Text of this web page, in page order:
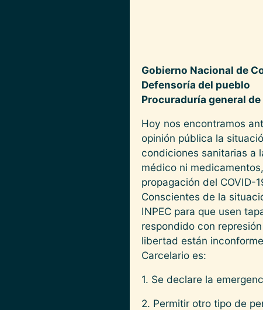
Gobierno Nacional de
Defensoría del pueblo
Procuraduría general
Hoy nos encontramos
opinión pública la
condiciones sanitarias a
médico ni
propagación del COVID-
Conscientes de la
INPEC para que usen
respondido con
libertad están
Carcelario es:
1. Se declare la
2. Permitir otro tipo de